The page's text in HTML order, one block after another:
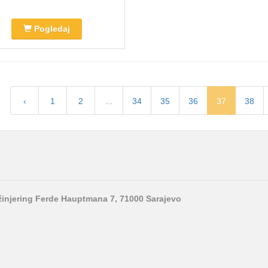
Pogledaj
‹ 1 2 34 35 36 37 38
Ferde Hauptmana 7, 71000 Sarajevo